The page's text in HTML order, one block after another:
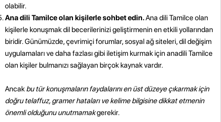
olabilir.
Ana dili Tamilce olan kişilerle sohbet edin.Ana dili Tamilce olan
kişilerle konuşmak dil becerilerinizi geliştirmenin en etkili yollarından
biridir. Günümüzde, çevrimiçi forumlar, sosyal ağ siteleri, dil değişim
uygulamaları ve daha fazlası gibi iletişim kurmak için anadili Tamilce
olan kişiler bulmanızı sağlayan birçok kaynak vardır.
Ancak bu tür konuşmaların faydalarını en üst düzeye çıkarmak için
doğru telaffuz, gramer hataları ve kelime bilgisine dikkat etmenin
önemli olduğunu unutmamakgerekir.